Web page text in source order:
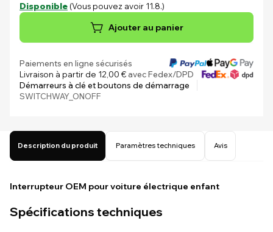
Disponible (Vous pouvez avoir 11.8.)
Ajouter au panier
Paiements en ligne sécurisés
Livraison à partir de 12,00 €avec Fedex/DPD
Démarreurs à clé et boutons de démarrage
SWITCHWAY_ONOFF
Description du produit Paramètres techniques Avis
Interrupteur OEM pour voiture électrique enfant
Spécifications techniques